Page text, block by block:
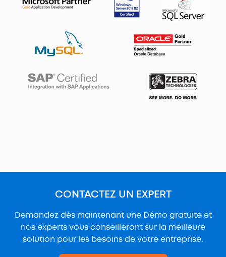
CONTACTEZ UN EXPERT
Demandez dès maintenant une Démo gratuite et
nos experts vous conseilleront sur la meilleure
solution pour les besoins de votre entreprise.